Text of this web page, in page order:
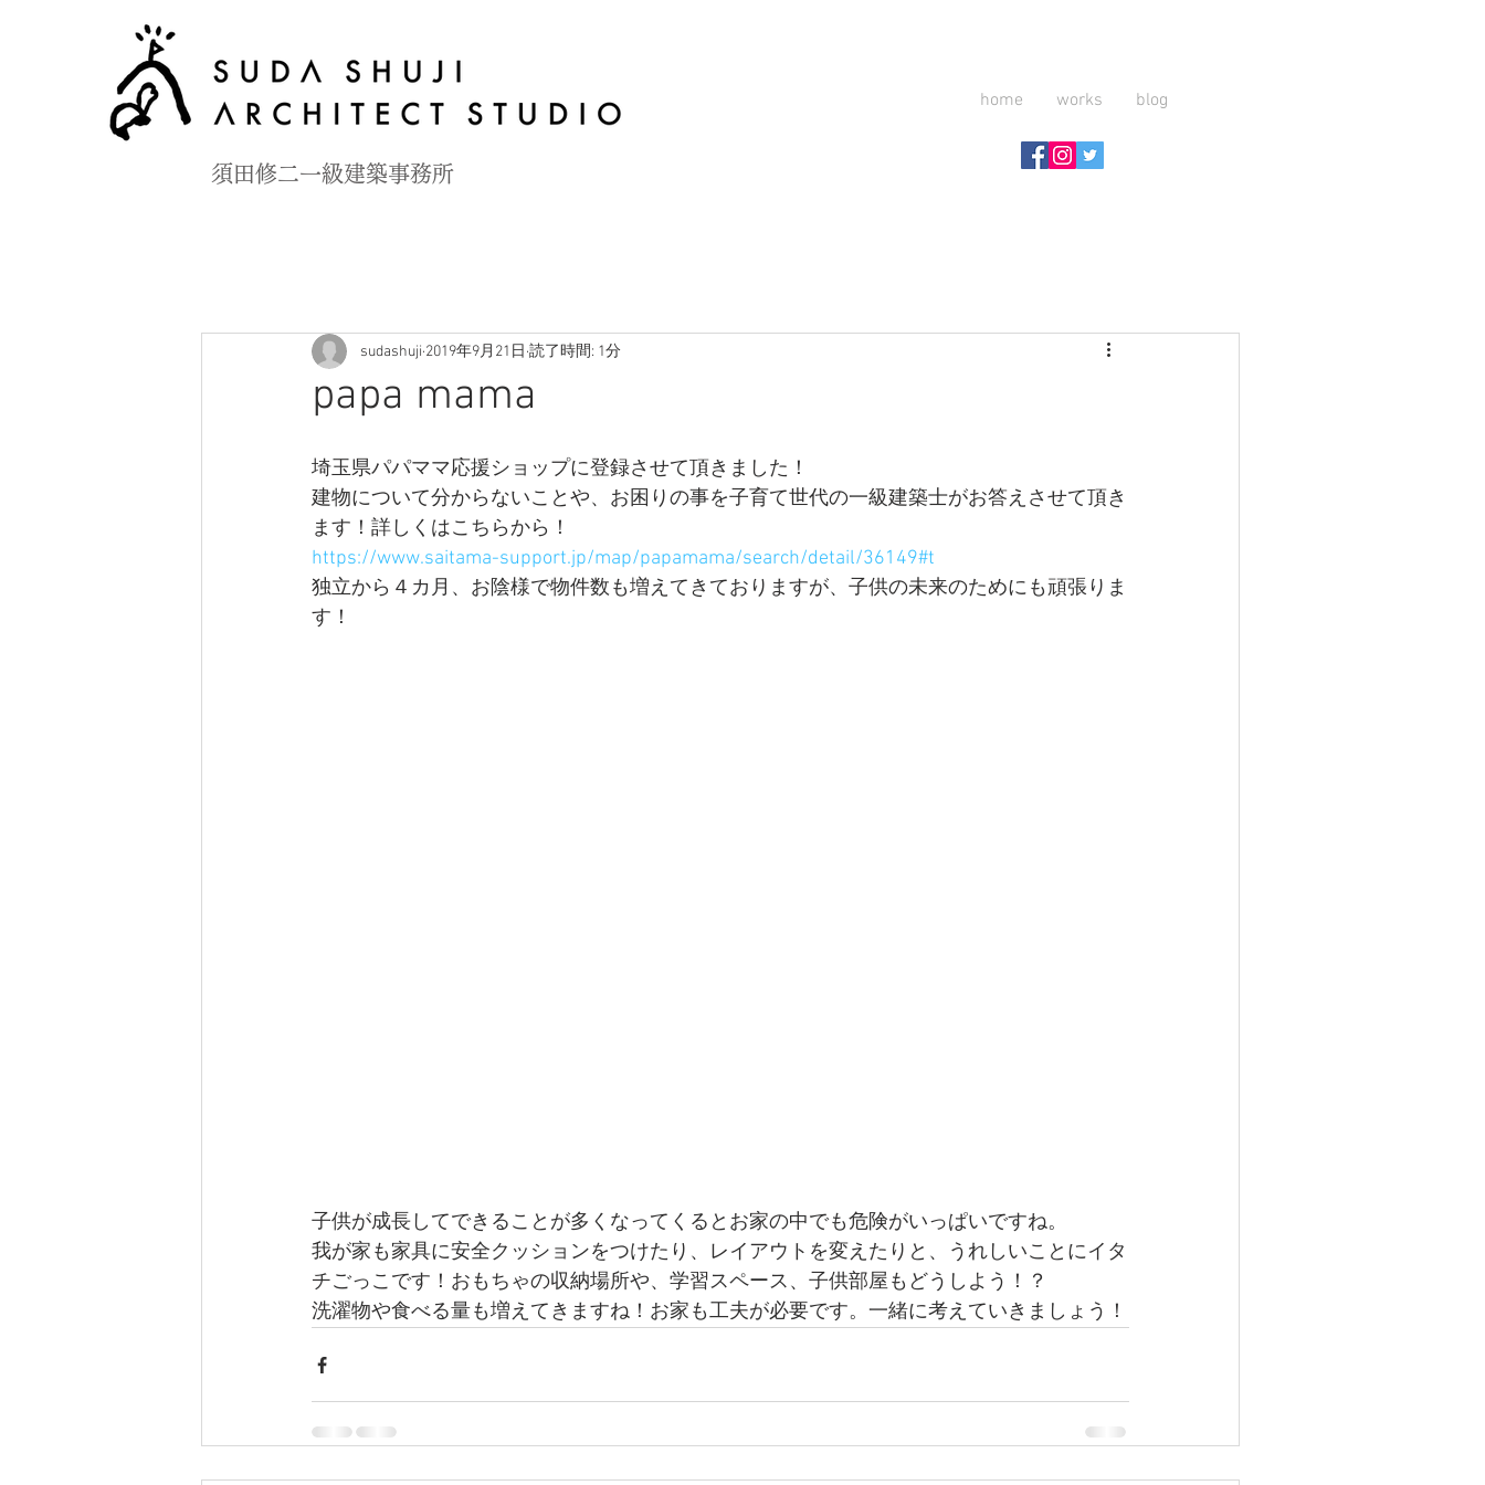
​須田修二一級建築事務所
home works blog
papa mama
sudashuji 2019年9月21日 読了時間: 1分
埼玉県パパママ応援ショップに登録させて頂きました！
建物について分からないことや、お困りの事を子育て世代の一級建築士がお答えさせて頂き
ます！詳しくはこちらから！
https://www.saitama-support.jp/map/papamama/search/detail/36149#t
独立から４カ月、お陰様で物件数も増えてきておりますが、子供の未来のためにも頑張りま
す！
子供が成長してできることが多くなってくるとお家の中でも危険がいっぱいですね。
我が家も家具に安全クッションをつけたり、レイアウトを変えたりと、うれしいことにイタ
チごっこです！おもちゃの収納場所や、学習スペース、子供部屋もどうしよう！？
洗濯物や食べる量も増えてきますね！お家も工夫が必要です。一緒に考えていきましょう！